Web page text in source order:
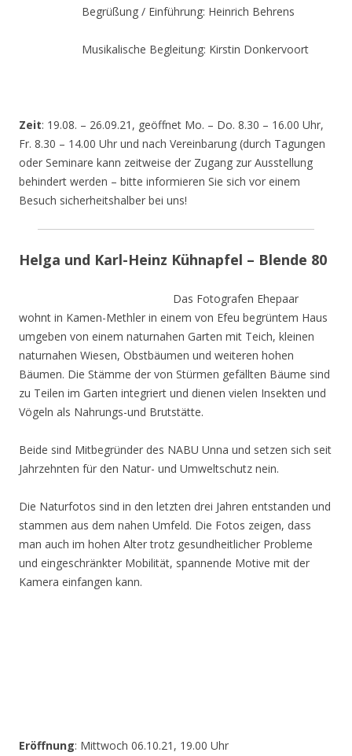
Begrüßung / Einführung: Heinrich Behrens
Musikalische Begleitung: Kirstin Donkervoort
Zeit: 19.08. – 26.09.21, geöffnet Mo. – Do. 8.30 – 16.00 Uhr,
Fr. 8.30 – 14.00 Uhr und nach Vereinbarung (durch Tagungen
oder Seminare kann zeitweise der Zugang zur Ausstellung
behindert werden – bitte informieren Sie sich vor einem
Besuch sicherheitshalber bei uns!
Helga und Karl-Heinz Kühnapfel – Blende 80
Das Fotografen Ehepaar
wohnt in Kamen-Methler in einem von Efeu begrüntem Haus
umgeben von einem naturnahen Garten mit Teich, kleinen
naturnahen Wiesen, Obstbäumen und weiteren hohen
Bäumen. Die Stämme der von Stürmen gefällten Bäume sind
zu Teilen im Garten integriert und dienen vielen Insekten und
Vögeln als Nahrungs-und Brutstätte.
Beide sind Mitbegründer des NABU Unna und setzen sich seit
Jahrzehnten für den Natur- und Umweltschutz nein.
Die Naturfotos sind in den letzten drei Jahren entstanden und
stammen aus dem nahen Umfeld. Die Fotos zeigen, dass
man auch im hohen Alter trotz gesundheitlicher Probleme
und eingeschränkter Mobilität, spannende Motive mit der
Kamera einfangen kann.
Eröffnung: Mittwoch 06.10.21, 19.00 Uhr